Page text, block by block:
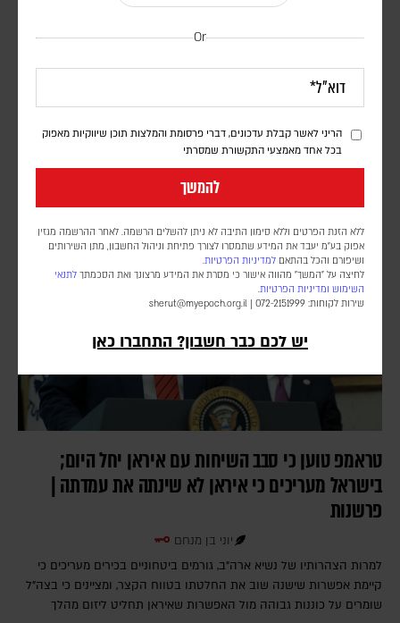
Or
הריני לאשר קבלת עדכונים, דברי פרסומת והמלצות תוכן שיווקיות מאפוק
בכל אחד מאמצעי התקשורת שמסרתי
להמשך
ללא הזנת הפרטים וללא סימון התיבה לא ניתן להשלים הרשמה. לאחר ההרשמה מגזין
אפוק בע״מ יעבד את המידע שתמסרו לצורך פתיחת וניהול החשבון, מתן השירותים
ושיפורם והכל בהתאם למדיניות הפרטיות.
לחיצה על "המשך" מהווה אישור כי מסרת את המידע מרצונך ואת הסכמתך לתנאי
השימוש ומדיניות הפרטיות.
שירות לקוחות: 072-2151999 |
sherut@myepoch.org.il
יש לכם כבר חשבון? התחברו כאן
המערכה הכלכלית נגד איראן נכנסת למבחן | פרשנות
יוני בן מנחם
יצוא הנפט נפגע, הסחר הימי מצטמצם והלחץ על המשק גובר; וושינגטון
מבקשת לתרגם את המחיר הכלכלי לשינוי מדיני, וטהראן מהמרת שתוכל
טראמפ טוען כי סבב השיחות עם איראן יחל היום;
בישראל מעריכים כי איראן לא שינתה את עמדתה |
פרשנות
יוני בן מנחם
למרות הצהרותיו של נשיא ארה"ב, גורמים ביטחוניים בכירים מעריכים כי
קיימת אפשרות שישנה שוב את החלטתו בטווח הקצר, ומציינים כי בצה"ל
שומרים על כוננות גבוהה מול האפשרות שאיראן תחליט ליזום מהלך